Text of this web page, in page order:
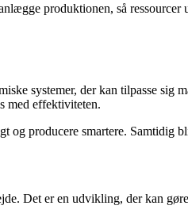
produktionen, så
systemer, der kan tilpasse
med effektiviteten.
producere smartere. Samtidig
Det er en udvikling, der kan